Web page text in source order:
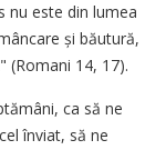
nu este din lumea
și băutură,
(Romani 14, 17).
ca să ne
înviat, să ne